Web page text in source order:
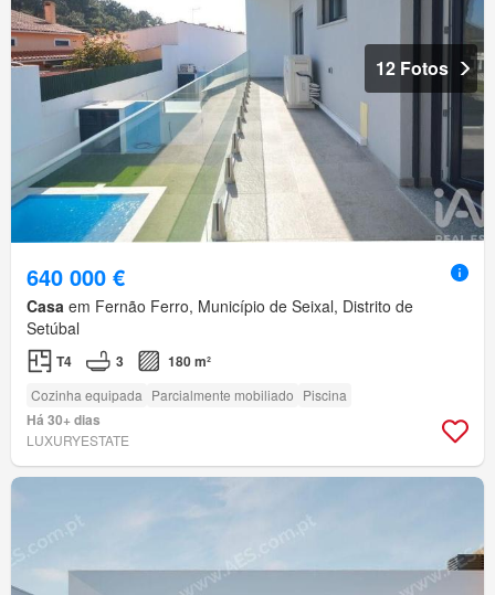
12 Fotos
640 000 €
Casa em Fernão Ferro, Município de Seixal, Distrito de
Setúbal
T4 3 180 m²
Cozinha equipada Parcialmente mobiliado Piscina
Há 30+ dias
LUXURYESTATE